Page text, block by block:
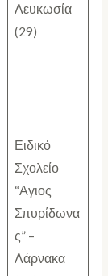
Λευκωσία
(29)
Ειδικό
Σχολείο
“Αγιος
Σπυρίδωνα
ς” –
Λάρνακα